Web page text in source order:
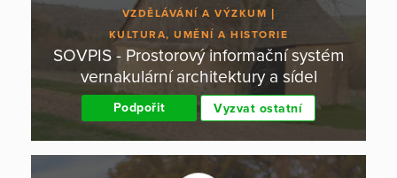
VZDĚLÁVÁNÍ A VÝZKUM
KULTURA, UMĚNÍ A HISTORIE
SOVPIS - Prostorový informační systém
vernakulární architektury a sídel
Podpořit Vyzvat ostatní